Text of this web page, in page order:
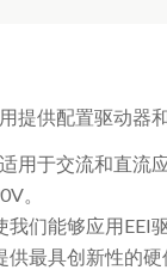
提供配置驱动器
用于交流和直流应
。
们能够应用EEI
最具创新性的